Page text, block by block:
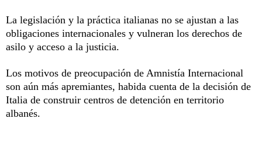
La legislación y la práctica italianas no se ajustan a las
obligaciones internacionales y vulneran los derechos de
asilo y acceso a la justicia.
Los motivos de preocupación de Amnistía Internacional
son aún más apremiantes, habida cuenta de la decisión de
Italia de construir centros de detención en territorio
albanés.